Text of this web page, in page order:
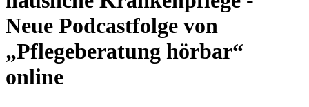
Neue Podcastfolge von
„Pflegeberatung hörbar“
online